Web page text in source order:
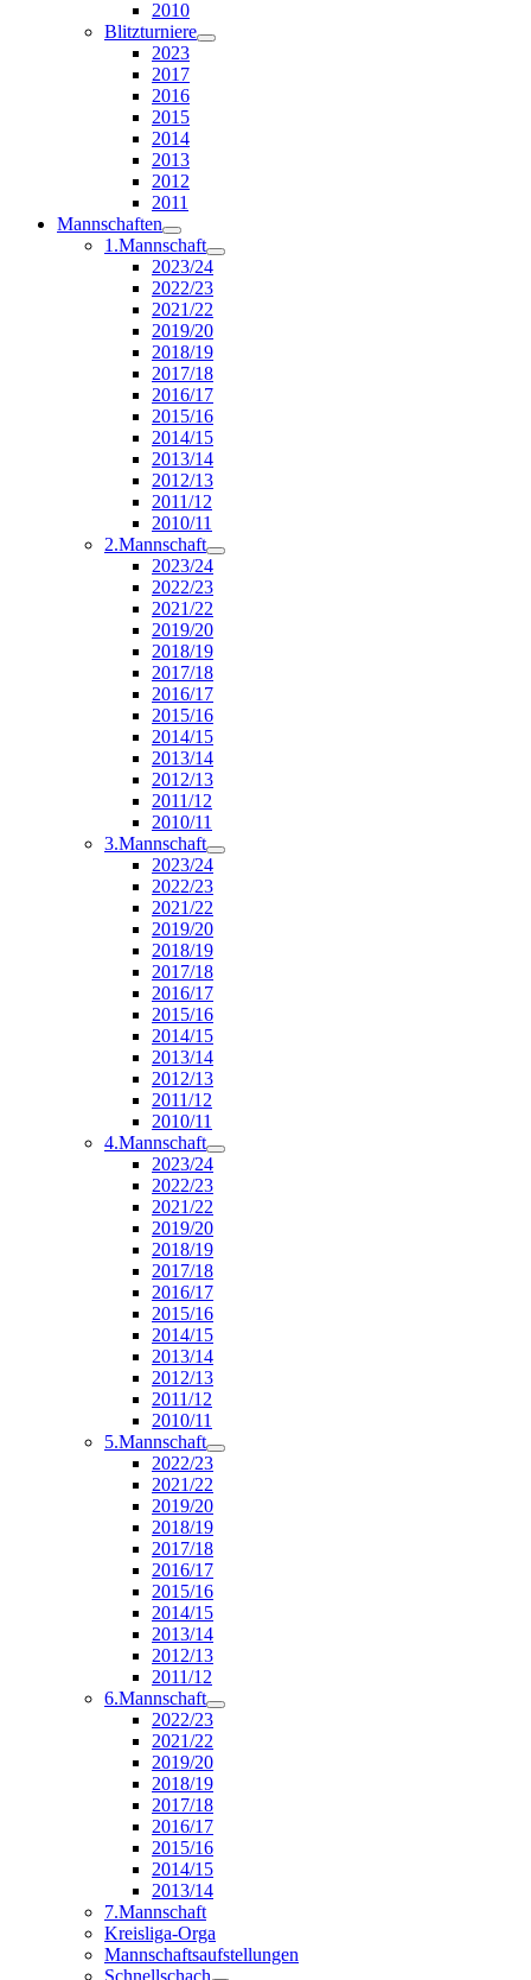
2010
Blitzturniere
2023
2017
2016
2015
2014
2013
2012
2011
Mannschaften
1.Mannschaft
2023/24
2022/23
2021/22
2019/20
2018/19
2017/18
2016/17
2015/16
2014/15
2013/14
2012/13
2011/12
2010/11
2.Mannschaft
2023/24
2022/23
2021/22
2019/20
2018/19
2017/18
2016/17
2015/16
2014/15
2013/14
2012/13
2011/12
2010/11
3.Mannschaft
2023/24
2022/23
2021/22
2019/20
2018/19
2017/18
2016/17
2015/16
2014/15
2013/14
2012/13
2011/12
2010/11
4.Mannschaft
2023/24
2022/23
2021/22
2019/20
2018/19
2017/18
2016/17
2015/16
2014/15
2013/14
2012/13
2011/12
2010/11
5.Mannschaft
2022/23
2021/22
2019/20
2018/19
2017/18
2016/17
2015/16
2014/15
2013/14
2012/13
2011/12
6.Mannschaft
2022/23
2021/22
2019/20
2018/19
2017/18
2016/17
2015/16
2014/15
2013/14
7.Mannschaft
Kreisliga-Orga
Mannschaftsaufstellungen
Schnellschach